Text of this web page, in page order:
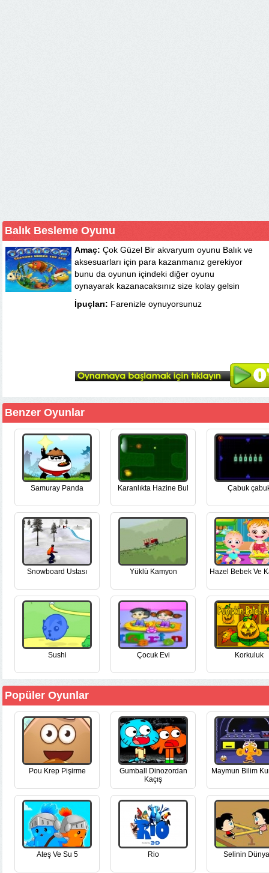
Balık Besleme Oyunu
Amaç: Çok Güzel Bir akvaryum oyunu Balık ve
aksesuarları için para kazanmanız gerekiyor
bunu da oyunun içindeki diğer oyunu
oynayarak kazanacaksınız size kolay gelsin
İpuçları: Farenizle oynuyorsunuz
Benzer Oyunlar
Samuray Panda Karanlıkta Hazine Bul Çabuk
Snowboard Ustası Yüklü Kamyon Hazel Bebek Ve
Sushi Çocuk Evi Korkuluk
Popüler Oyunlar
Pou Krep Pişirme
Gumball Dinozordan
Kaçış
Maymun Bilim
Ateş Ve Su 5 Rio Selinin